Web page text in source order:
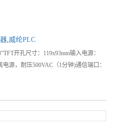
,威纶PLC
开孔尺寸：119x93mm输入电源：
源，耐压500VAC（1分钟)通信端口：